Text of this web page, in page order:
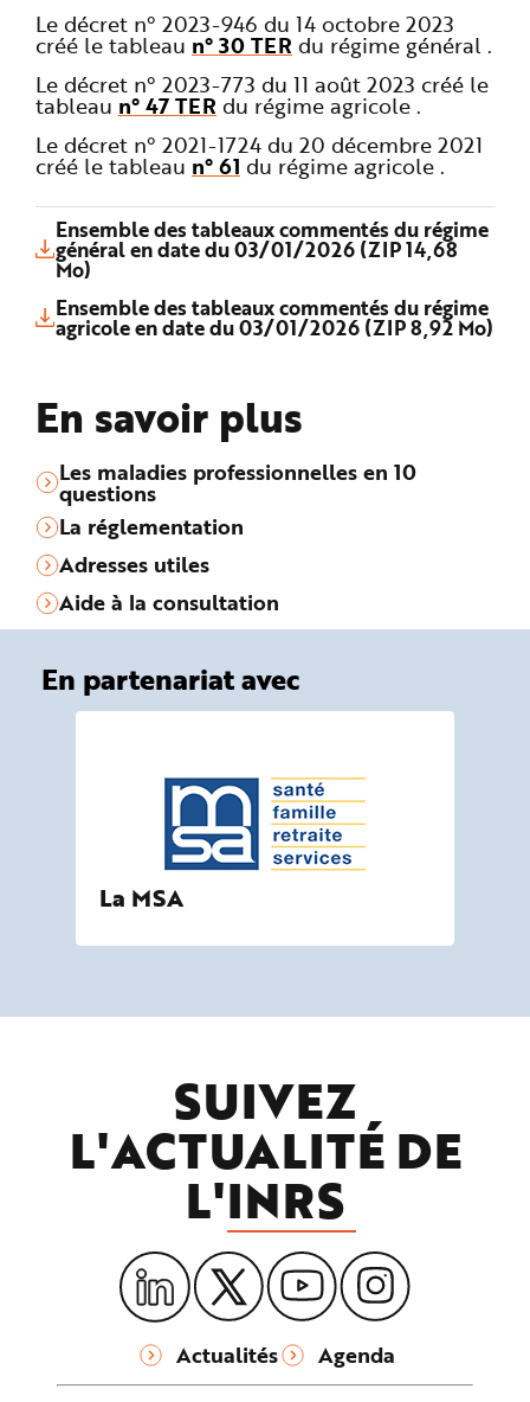
Le décret n° 2023-946 du 14 octobre 2023
créé le tableau n° 30 TER du régime général .
Le décret n° 2023-773 du 11 août 2023 créé le
tableau n° 47 TER du régime agricole .
Le décret n° 2021-1724 du 20 décembre 2021
créé le tableau n° 61 du régime agricole .
Ensemble des tableaux commentés du régime
général en date du 03/01/2026 (ZIP 14,68
Mo)
Ensemble des tableaux commentés du régime
agricole en date du 03/01/2026 (ZIP 8,92 Mo)
En savoir plus
Les maladies professionnelles en 10
questions
La réglementation
Adresses utiles
Aide à la consultation
En partenariat avec
La MSA
SUIVEZ
L'ACTUALITÉ DE
L'INRS
Actualités Agenda